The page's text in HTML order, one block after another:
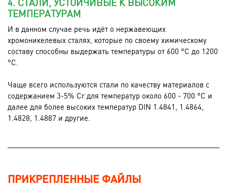
ТЕМПЕРАТУРАМ
И в данном случае речь идёт о нержавеющих
хромоникелевых сталях, которые по своему химическому
составу способны выдержать температуры от 600 °C до 1200
°C.
Чаще всего используются стали по качеству материалов с
содержанием 3-5% Cr для температур около 600 - 700 °C и
далее для более высоких температур DIN 1.4841, 1.4864,
1.4828, 1.4887 и другие.
ПРИКРЕПЛЕННЫЕ ФАЙЛЫ